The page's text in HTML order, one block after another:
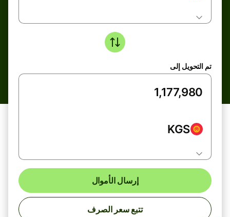
تم التحويل إلى
KGS
إرسال الأموال
تتبع سعر الصرف